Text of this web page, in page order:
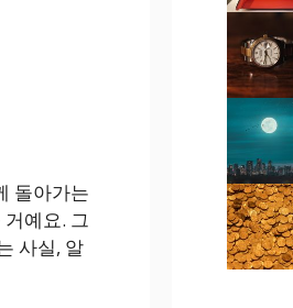
돌아가는
거예요. 그
사실, 알